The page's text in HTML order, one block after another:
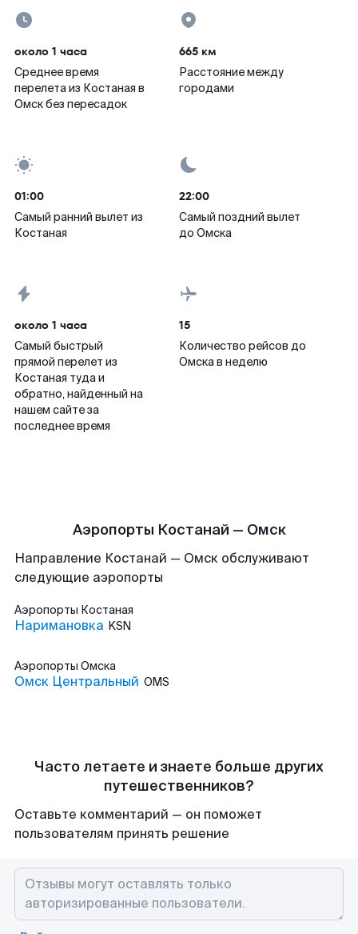
около 1 часа
Среднее время
перелета из Костаная в
Омск без пересадок
665 км
Расстояние между
городами
01:00
Самый ранний вылет из
Костаная
22:00
Самый поздний вылет
до Омска
около 1 часа
Самый быстрый
прямой перелет из
Костаная туда и
обратно, найденный на
нашем сайте за
последнее время
15
Количество рейсов до
Омска в неделю
Аэропорты Костанай — Омск
Направление Костанай — Омск обслуживают
следующие аэропорты
Аэропорты Костаная
Наримановка KSN
Аэропорты Омска
Омск Центральный OMS
Часто летаете и знаете больше других
путешественников?
Оставьте комментарий — он поможет
пользователям принять решение